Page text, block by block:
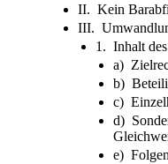
II. Kein
III.
1. Inhalt
a)
b)
c)
d)
e)